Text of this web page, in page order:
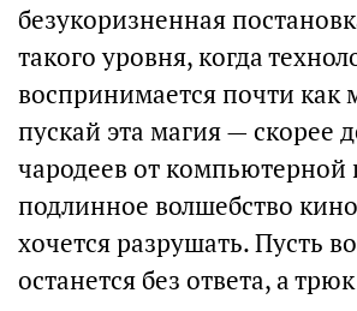
безукоризненная
такого уровня, когда
воспринимается почти как
пускай эта магия — скорее
чародеев от компьютерной
подлинное волшебство
хочется разрушать. Пусть
останется без ответа, а трюк